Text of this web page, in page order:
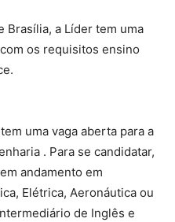
Brasília, a Líder tem uma
os requisitos ensino
uma vaga aberta para a
. Para se candidatar,
andamento em
Elétrica, Aeronáutica ou
de Inglês e